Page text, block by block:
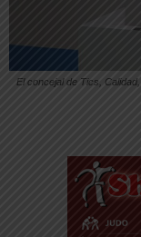
El concejal de Tics,